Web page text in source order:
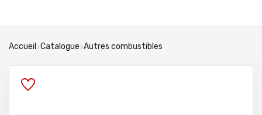
Accueil Catalogue Autres combustibles